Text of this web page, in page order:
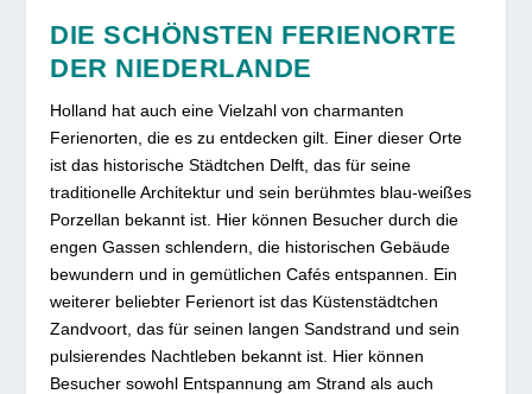
DIE SCHÖNSTEN FERIENORTE
DER NIEDERLANDE
Holland hat auch eine Vielzahl von charmanten
Ferienorten, die es zu entdecken gilt. Einer dieser Orte
ist das historische Städtchen Delft, das für seine
traditionelle Architektur und sein berühmtes blau-weißes
Porzellan bekannt ist. Hier können Besucher durch die
engen Gassen schlendern, die historischen Gebäude
bewundern und in gemütlichen Cafés entspannen. Ein
weiterer beliebter Ferienort ist das Küstenstädtchen
Zandvoort, das für seinen langen Sandstrand und sein
pulsierendes Nachtleben bekannt ist. Hier können
Besucher sowohl Entspannung am Strand als auch